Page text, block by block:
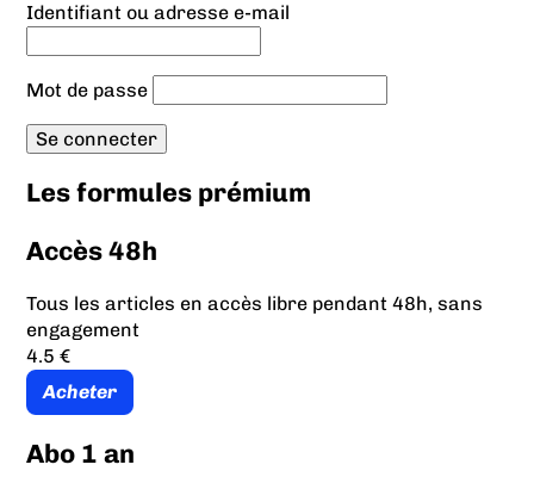
Identifiant ou adresse e-mail
Mot de passe
Les formules prémium
Accès 48h
Tous les articles en accès libre pendant 48h, sans
engagement
4.5 €
Acheter
Abo 1 an